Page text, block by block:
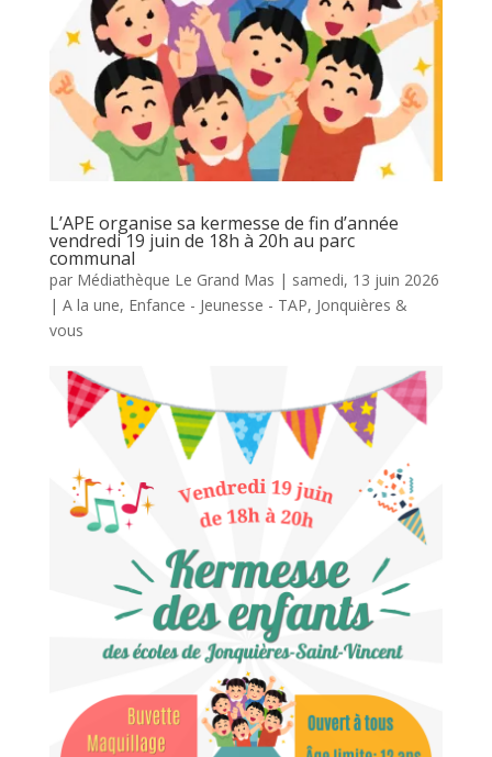
L’APE organise sa kermesse de fin d’année
vendredi 19 juin de 18h à 20h au parc
communal
par Médiathèque Le Grand Mas | samedi, 13 juin 2026
| A la une, Enfance - Jeunesse - TAP, Jonquières &
vous